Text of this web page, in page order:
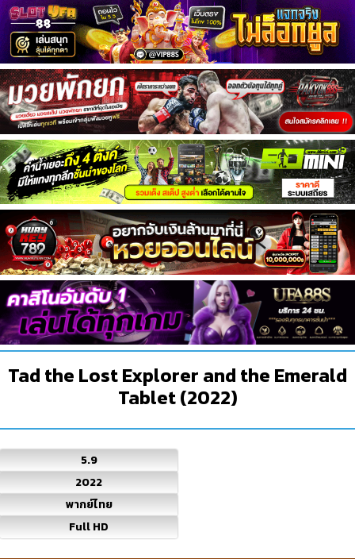
Tad the Lost Explorer and the Emerald
Tablet (2022)
5.9
2022
พากย์ไทย
Full HD